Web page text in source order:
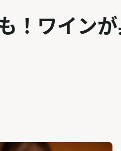
！ワイン